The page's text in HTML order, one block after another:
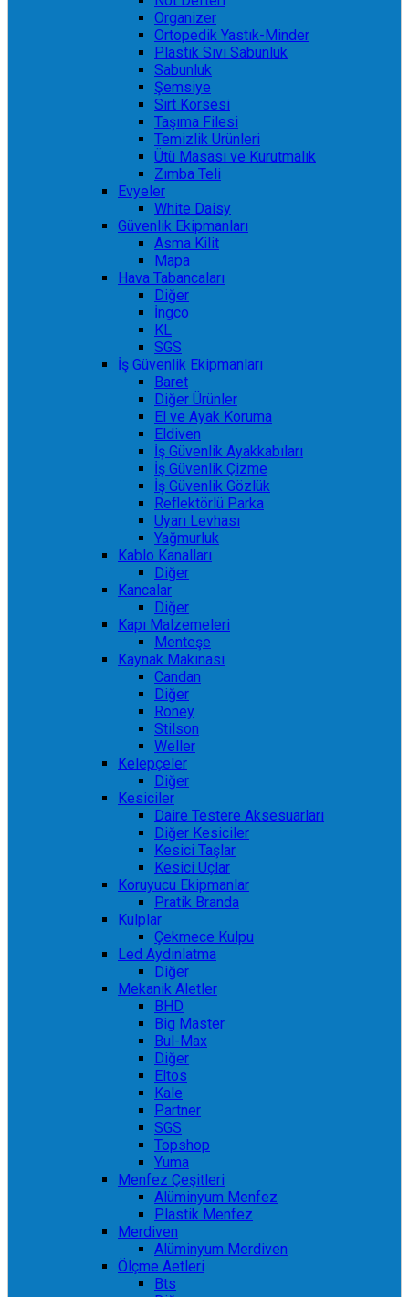
Organizer
Ortopedik Yastık-Minder
Plastik Sıvı Sabunluk
Sabunluk
Şemsiye
Sırt Korsesi
Taşıma Filesi
Temizlik Ürünleri
Ütü Masası ve Kurutmalık
Zımba Teli
Evyeler
White Daisy
Güvenlik Ekipmanları
Asma Kilit
Mapa
Hava Tabancaları
Diğer
İngco
KL
SGS
İş Güvenlik Ekipmanları
Baret
Diğer Ürünler
El ve Ayak Koruma
Eldiven
İş Güvenlik Ayakkabıları
İş Güvenlik Çizme
İş Güvenlik Gözlük
Reflektörlü Parka
Uyarı Levhası
Yağmurluk
Kablo Kanalları
Diğer
Kancalar
Diğer
Kapı Malzemeleri
Menteşe
Kaynak Makinasi
Candan
Diğer
Roney
Stilson
Weller
Kelepçeler
Diğer
Kesiciler
Daire Testere Aksesuarları
Diğer Kesiciler
Kesici Taşlar
Kesici Uçlar
Koruyucu Ekipmanlar
Pratik Branda
Kulplar
Çekmece Kulpu
Led Aydınlatma
Diğer
Mekanik Aletler
BHD
Big Master
Bul-Max
Diğer
Eltos
Kale
Partner
SGS
Topshop
Yuma
Menfez Çeşitleri
Alüminyum Menfez
Plastik Menfez
Merdiven
Alüminyum Merdiven
Ölçme Aetleri
Bts